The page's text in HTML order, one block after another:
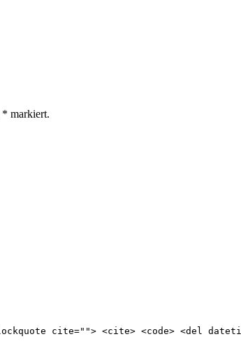
* markiert.
cite=""> <cite> <code> <del